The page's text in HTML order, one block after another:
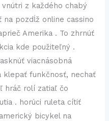
z každého chabý
pozdĺž online cassino
Amerika . To zhrnúť
kde použiteľný .
viacnásobná
klepať funkčnosť, nechať
hráč rolí zatiaľ čo
. horúci ruleta cítiť
bicykel na